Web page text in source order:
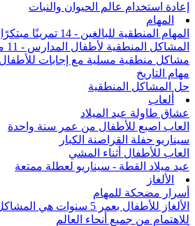
إعادة استخدام عالم الحيوان والنبات
المهام
المهام المنطقية للبالغين - 14 تمرينًا مبتكرًا
المشاكل المنطقية لأطفال المدارس - 11 مهمة براعة
مشاكل منطقية مسلية مع إجابات للأطفال
مهام التاريخ
حل المشاكل المنطقية
ألعاب
عشاق طاولة عيد الميلاد
العاب اصبع للأطفال من عمر سنة واحدة
سيناريو حفلة القراصنة الكبار
العاب للأطفال أثناء المشي
عيد ميلاد القطة - سيناريو لعطلة ممتعة
الألغاز
أسرار مضحكة للمهام
الألغاز للأطفال بعمر 5 سنوات
للاهتمام من جميع أنحاء العالم